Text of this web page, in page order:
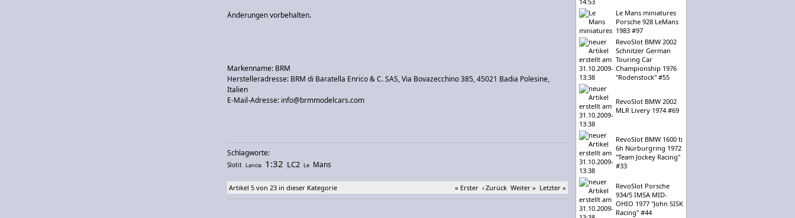
Änderungen vorbehalten.
Markenname: BRM
Herstelleradresse: BRM di Baratella Enrico & C. SAS, Via Bovazecchino 385, 45021 Badia Polesine,
Italien
E-Mail-Adresse: info@brmmodelcars.com
Schlagworte:
Slotit Lancia 1:32 LC2 Le Mans
Artikel 5 von 23 in dieser Kategorie « Erster ‹ Zurück Weiter » Letzter »
Le Mans miniatures
Porsche 928 LeMans
1983 #97
RevoSlot BMW 2002
Schnitzer German
Touring Car
Championship 1976
"Rodenstock" #55
RevoSlot BMW 2002
MLR Livery 1974 #69
RevoSlot BMW 1600 ti
6h Nürburgring 1972
"Team Jockey Racing"
#33
RevoSlot Porsche
934/5 IMSA MID-
OHIO 1977 "John SISK
Racing" #44